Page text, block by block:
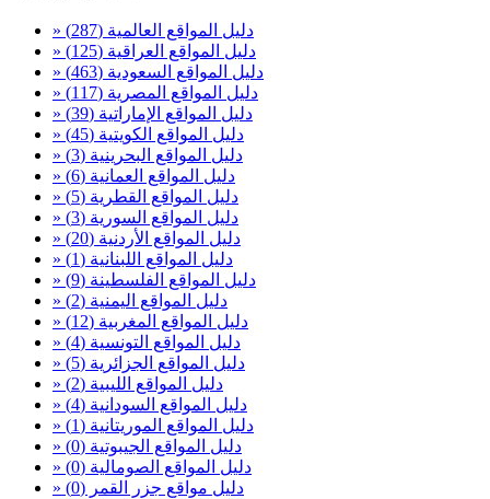
» دليل المواقع العالمية (287)
» دليل المواقع العراقية (125)
» دليل المواقع السعودية (463)
» دليل المواقع المصرية (117)
» دليل المواقع الإماراتية (39)
» دليل المواقع الكويتية (45)
» دليل المواقع البحرينية (3)
» دليل المواقع العمانية (6)
» دليل المواقع القطرية (5)
» دليل المواقع السورية (3)
» دليل المواقع الأردنية (20)
» دليل المواقع اللبنانية (1)
» دليل المواقع الفلسطينة (9)
» دليل المواقع اليمنية (2)
» دليل المواقع المغربية (12)
» دليل المواقع التونسية (4)
» دليل المواقع الجزائرية (5)
» دليل المواقع الليبية (2)
» دليل المواقع السودانية (4)
» دليل المواقع الموريتانية (1)
» دليل المواقع الجيبوتية (0)
» دليل المواقع الصومالية (0)
» دليل مواقع جزر القمر (0)